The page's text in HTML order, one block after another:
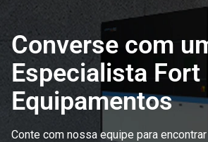
Converse com
Especialista Fort
Equipamentos
Conte com nossa equipe para